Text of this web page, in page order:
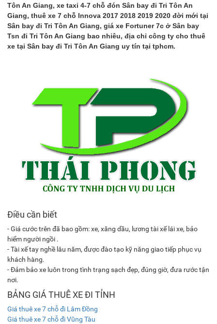
Tôn An Giang, xe taxi 4-7 chỗ đón Sân bay đi Tri Tôn An
Giang, thuê xe 7 chỗ Innova 2017 2018 2019 2020 đời mới tại
Sân bay đi Tri Tôn An Giang, giá xe Fortuner 7c ở Sân bay
Tsn đi Tri Tôn An Giang bao nhiêu, địa chỉ công ty cho thuê
xe tại Sân bay đi Tri Tôn An Giang uy tín tại tphcm.
Điều cần biết
- Giá cước trên đã bao gồm: xe, xăng dầu, lương tài xế lái xe, bảo
hiểm người ngồi .
- Tài xế tay nghề lâu năm, được đào tạo kỹ năng giao tiếp phục vụ
khách hàng.
- Đảm bảo xe luôn trong tình trạng sạch đẹp, đúng giờ, đưa rước tận
nơi.
BẢNG GIÁ THUÊ XE ĐI TỈNH
Giá thuê xe 7 chỗ đi Lâm Đồng
Giá thuê xe 7 chỗ đi Vũng Tàu